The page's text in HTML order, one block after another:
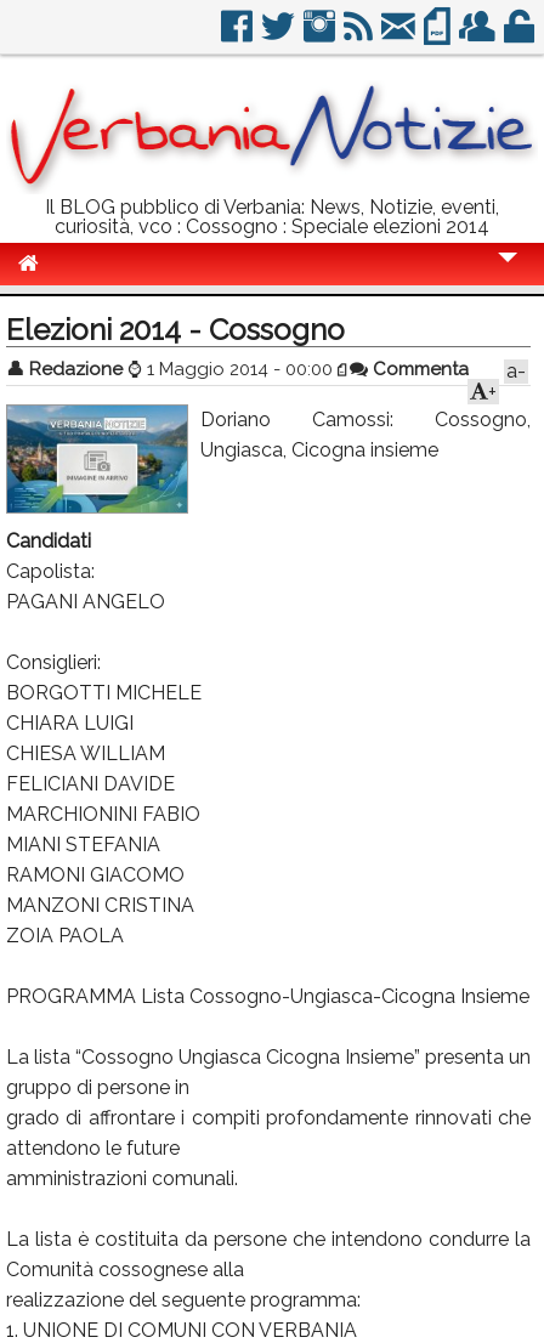
Il BLOG pubblico di Verbania: News, Notizie, eventi,
curiosità, vco : Cossogno : Speciale elezioni 2014
Politica
Sport
Eventi
Info Utili
Rubriche
Calendario
Elezioni 2014 - Cossogno
👤 Redazione ⌚ 1 Maggio 2014 - 00:00 Commenta
a-
+
Doriano Camossi: Cossogno,
Ungiasca, Cicogna insieme
Candidati
Capolista:
PAGANI ANGELO
Consiglieri:
BORGOTTI MICHELE
CHIARA LUIGI
CHIESA WILLIAM
FELICIANI DAVIDE
MARCHIONINI FABIO
MIANI STEFANIA
RAMONI GIACOMO
MANZONI CRISTINA
ZOIA PAOLA
PROGRAMMA Lista Cossogno-Ungiasca-Cicogna Insieme
La lista “Cossogno Ungiasca Cicogna Insieme” presenta un
gruppo di persone in
grado di affrontare i compiti profondamente rinnovati che
attendono le future
amministrazioni comunali.
La lista è costituita da persone che intendono condurre la
Comunità cossognese alla
realizzazione del seguente programma:
1. UNIONE DI COMUNI CON VERBANIA